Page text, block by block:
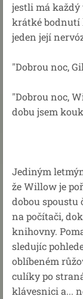
jestli má každý
krátké bodnutí
jeden její
"Dobrou noc,
"Dobrou noc,
dobu jsem
Jediným
že Willow je
dobou spoustu
na počítači,
knihovny.
sledujíc
oblíbeném
culíky po
klávesnici a...